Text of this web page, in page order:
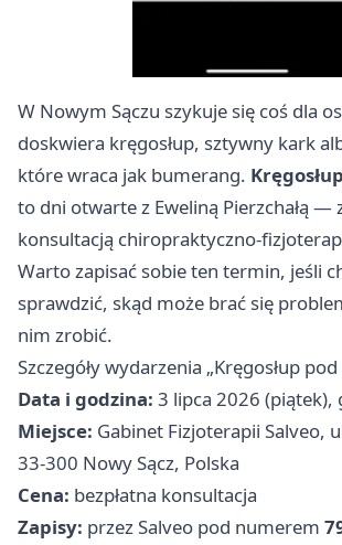
W Nowym Sączu szykuje się coś dla
doskwiera kręgosłup, sztywny kark
które wraca jak bumerang.
to dni otwarte z Eweliną Pierzchałą —
konsultacją chiropraktyczno-
Warto zapisać sobie ten termin, jeśli
sprawdzić, skąd może brać się
nim zrobić. ‍
Szczegóły wydarzenia „Kręgosłup
Data i godzina: 3 lipca 2026 (piątek),
Miejsce: Gabinet Fizjoterapii Salveo,
33-300 Nowy Sącz, Polska
Cena: bezpłatna konsultacja
Zapisy: przez Salveo pod numerem